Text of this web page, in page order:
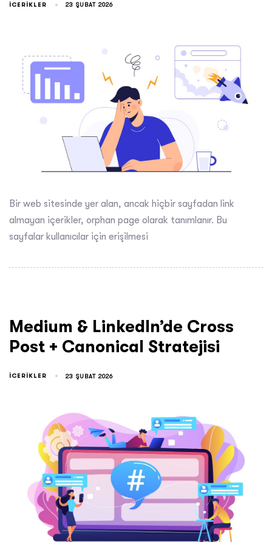
ICERIKLER 23 ŞUBAT 2026
Bir web sitesinde yer alan, ancak hiçbir sayfadan link
almayan içerikler, orphan page olarak tanımlanır. Bu
sayfalar kullanıcılar için erişilmesi
Medium & Linkedln’de Cross
Post + Canonical Stratejisi
ICERIKLER 23 ŞUBAT 2026